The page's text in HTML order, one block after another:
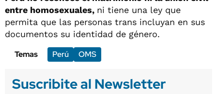
entre homosexuales, ni tiene una ley que
permita que las personas trans incluyan en sus
documentos su identidad de género.
Temas
Perú OMS
Suscribite al Newsletter